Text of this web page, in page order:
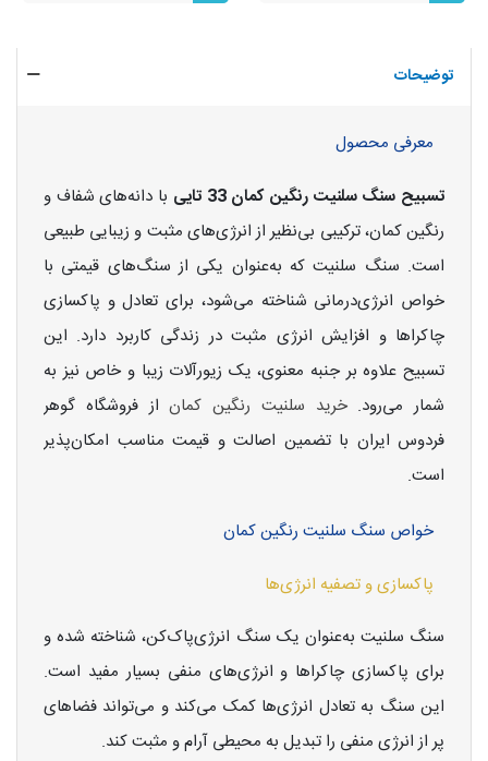
توضیحات
معرفی محصول
تسبیح سنگ سلنیت رنگین کمان 33 تایی
با دانه‌های شفاف و
رنگین کمان، ترکیبی بی‌نظیر از انرژی‌های مثبت و زیبایی طبیعی
است. سنگ سلنیت که به‌عنوان یکی از سنگ‌های قیمتی با
خواص انرژی‌درمانی شناخته می‌شود، برای تعادل و پاکسازی
چاکراها و افزایش انرژی مثبت در زندگی کاربرد دارد. این
تسبیح علاوه بر جنبه معنوی، یک زیورآلات زیبا و خاص نیز به
شمار می‌رود.خرید سلنیت رنگین کماناز فروشگاه گوهر
فردوس ایران با تضمین اصالت و قیمت مناسب امکان‌پذیر
است.
خواص سنگ سلنیت رنگین کمان
پاکسازی و تصفیه انرژی‌ها
سنگ سلنیت به‌عنوان یک سنگ انرژی‌پاک‌کن، شناخته شده و
برای پاکسازی چاکراها و انرژی‌های منفی بسیار مفید است.
این سنگ به تعادل انرژی‌ها کمک می‌کند و می‌تواند فضاهای
پر از انرژی منفی را تبدیل به محیطی آرام و مثبت کند.